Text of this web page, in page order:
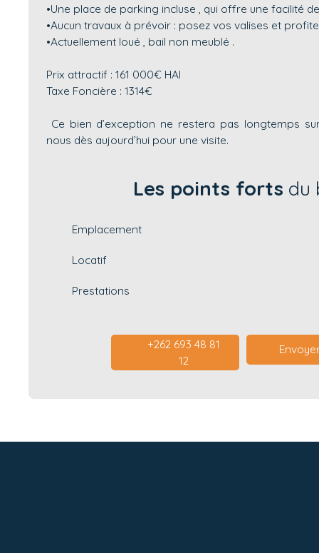
•Une place de parking incluse , qui offre une facilité
•Aucun travaux à prévoir : posez vos valises et
•Actuellement loué , bail non meublé .
Prix attractif : 161 000€ HAI
Taxe Foncière : 1314€
Ce bien d’exception ne restera pas longtemps
nous dès aujourd’hui pour une visite.
Les points forts du
Emplacement
Locatif
Prestations
+262 693 48 81
12